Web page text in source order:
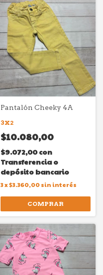
Pantalón Cheeky 4A
3X2
$10.080,00
$9.072,00con
Transferencia o
depósito bancario
3x$3.360,00 sin interés
COMPRAR